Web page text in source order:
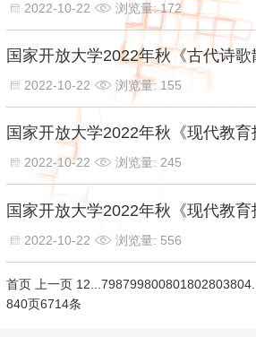
2022-10-22 浏览量: 172
2022-10-22 浏览量: 155
2022-10-22 浏览量: 245
2022-10-22 浏览量: 556
首页 上一页 1 2 798799800801802803804...
840页6714条